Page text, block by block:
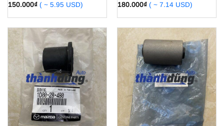
150.000₫ ( ~ 5.95 USD) 180.000₫ ( ~ 7.14 USD)